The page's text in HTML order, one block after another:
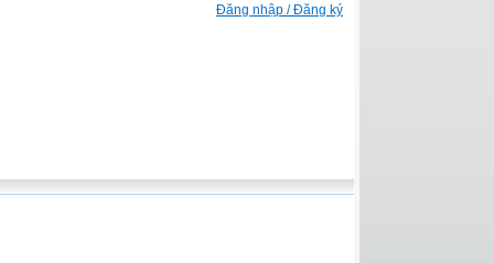
Đăng nhập / Đăng ký